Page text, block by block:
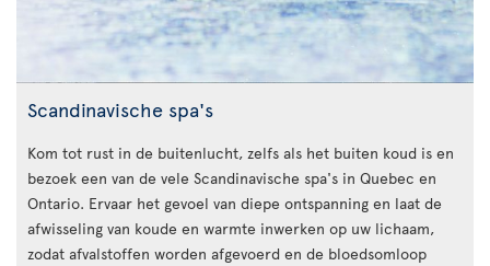
Scandinavische spa's
Kom tot rust in de buitenlucht, zelfs als het buiten koud is en
bezoek een van de vele Scandinavische spa's in Quebec en
Ontario. Ervaar het gevoel van diepe ontspanning en laat de
afwisseling van koude en warmte inwerken op uw lichaam,
zodat afvalstoffen worden afgevoerd en de bloedsomloop